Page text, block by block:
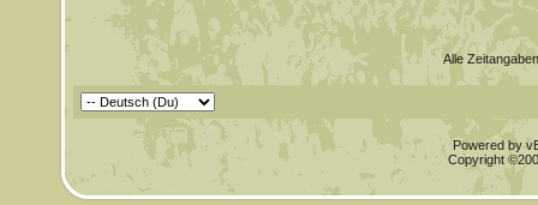
Alle
Powered by
Copyright